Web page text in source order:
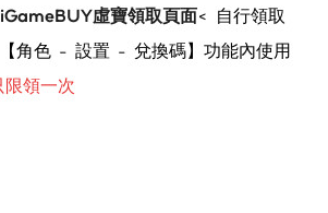
iGameBUY虛寶領取頁面< 自行領取
角色 - 設置 - 兌換碼】功能內使用
領一次